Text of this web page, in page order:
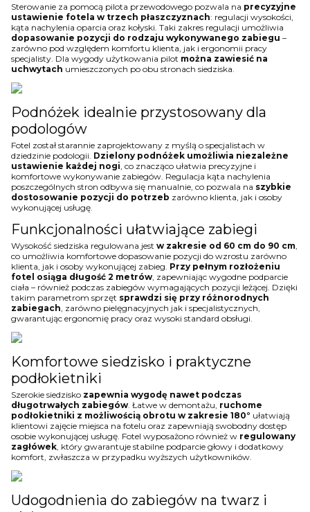
Sterowanie za pomocą pilota przewodowego pozwala na precyzyjne
ustawienie fotela w trzech płaszczyznach: regulacji wysokości,
kąta nachylenia oparcia oraz kołyski. Taki zakres regulacji umożliwia
dopasowanie pozycji do rodzaju wykonywanego zabiegu –
zarówno pod względem komfortu klienta, jak i ergonomii pracy
specjalisty. Dla wygody użytkowania pilot można zawiesić na
uchwytach umieszczonych po obu stronach siedziska.
Podnóżek idealnie przystosowany dla
podologów
Fotel został starannie zaprojektowany z myślą o specjalistach w
dziedzinie podologii. Dzielony podnóżek umożliwia niezależne
ustawienie każdej nogi , co znacząco ułatwia precyzyjne i
komfortowe wykonywanie zabiegów. Regulacja kąta nachylenia
poszczególnych stron odbywa się manualnie, co pozwala na szybkie
dostosowanie pozycji do potrzeb zarówno klienta, jak i osoby
wykonującej usługę.
Funkcjonalności ułatwiające zabiegi
Wysokość siedziska regulowana jest w zakresie od 60 cm do 90 cm
co umożliwia komfortowe dopasowanie pozycji do wzrostu zarówno
klienta, jak i osoby wykonującej zabieg. Przy pełnym rozłożeniu
fotel osiąga długość 2 metrów , zapewniając wygodne podparcie
ciała – również podczas zabiegów wymagających pozycji leżącej. Dzięki
takim parametrom sprzęt sprawdzi się przy różnorodnych
zabiegach , zarówno pielęgnacyjnych jak i specjalistycznych,
gwarantując ergonomię pracy oraz wysoki standard obsługi.
Komfortowe siedzisko i praktyczne
podłokietniki
Szerokie siedzisko zapewnia wygodę nawet podczas
długotrwałych zabiegów . Łatwe w demontażu, ruchome
podłokietniki z możliwością obrotu w zakresie 180° ułatwiają
klientowi zajęcie miejsca na fotelu oraz zapewniają swobodny dostęp
osobie wykonującej usługę. Fotel wyposażono również w regulowany
zagłówek , który gwarantuje stabilne podparcie głowy i dodatkowy
komfort, zwłaszcza w przypadku wyższych użytkowników.
Udogodnienia do zabiegów na twarz i